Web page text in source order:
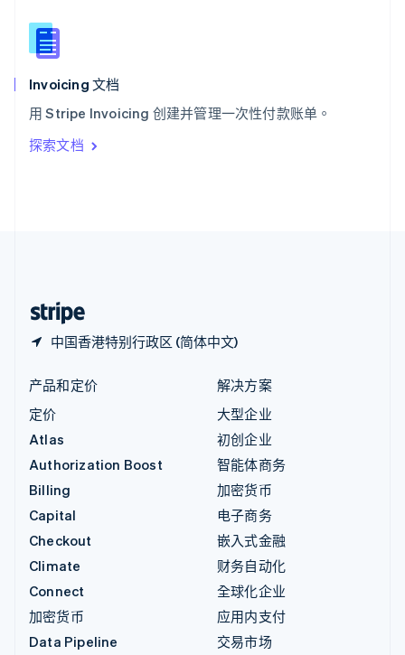
Invoicing 文档
用 Stripe Invoicing 创建并管理一次性付款账单。
探索文档
中国香港特别行政区 (简体中文)
新西兰
English
匈牙利
English
ItalianoEnglish
印度
English
产品和定价
定价
Atlas
Authorization Boost
Billing
Capital
Checkout
Climate
Connect
加密货币
Data Pipeline
解决方案
大型企业
初创企业
智能体商务
加密货币
电子商务
嵌入式金融
财务自动化
全球化企业
应用内支付
交易市场